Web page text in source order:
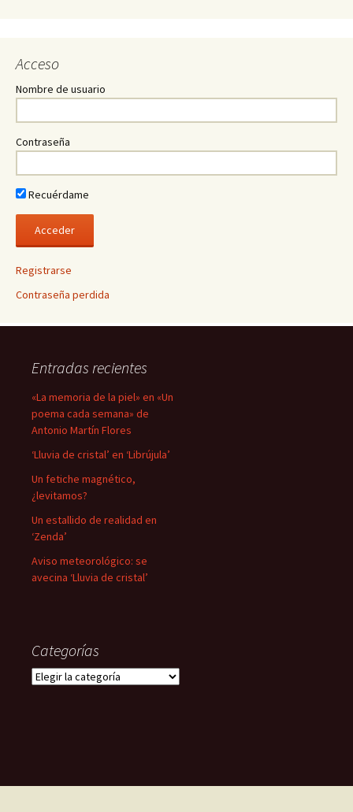
Acceso
Nombre de usuario
Contraseña
Recuérdame
Registrarse
Contraseña perdida
Entradas recientes
«La memoria de la piel» en «Un
poema cada semana» de
Antonio Martín Flores
‘Lluvia de cristal’ en ‘Librújula’
Un fetiche magnético,
¿levitamos?
Un estallido de realidad en
‘Zenda’
Aviso meteorológico: se
avecina ‘Lluvia de cristal’
Categorías
Categorías